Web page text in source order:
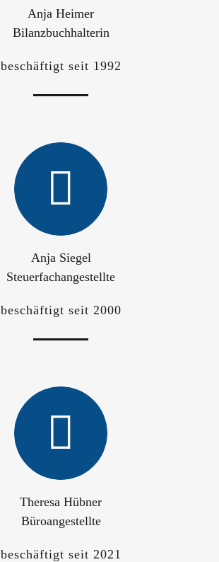
Anja Heimer
Bilanzbuchhalterin
beschäftigt seit 1992
Anja Siegel
Steuerfachangestellte
beschäftigt seit 2000
Theresa Hübner
Büroangestellte
beschäftigt seit 2021